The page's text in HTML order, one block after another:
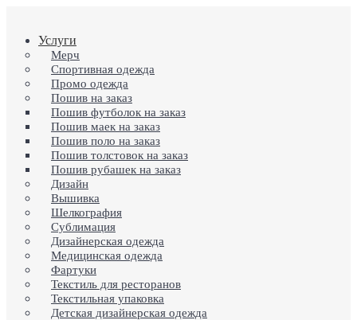
main
content
search
Menu Услуги
Мерч
Спортивная одежда
Промо одежда
Пошив на заказ
Пошив футболок на заказ
Пошив маек на заказ
Пошив поло на заказ
Пошив толстовок на заказ
Пошив рубашек на заказ
Дизайн
Вышивка
Шелкография
Сублимация
Дизайнерская одежда
Медицинская одежда
Фартуки
Текстиль для ресторанов
Текстильная упаковка
Детская дизайнерская одежда